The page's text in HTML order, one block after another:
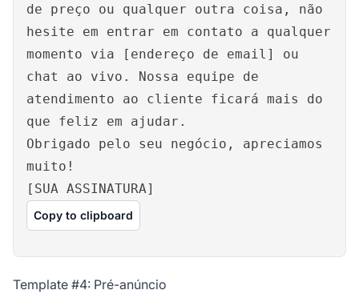
de preço ou qualquer outra coisa, não
hesite em entrar em contato a qualquer
momento via [endereço de email] ou
chat ao vivo. Nossa equipe de
atendimento ao cliente ficará mais do
que feliz em ajudar.
Obrigado pelo seu negócio, apreciamos
muito!
[SUA ASSINATURA]
Copy to clipboard
Template #4: Pré-anúncio